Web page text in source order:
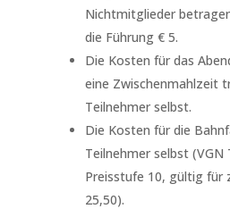
Nichtmitglieder
die Führung € 5.
Die Kosten für das
eine Zwischenmahlzeit
Teilnehmer selbst.
Die Kosten für die
Teilnehmer selbst (VGN
Preisstufe 10, gültig für
25,50).